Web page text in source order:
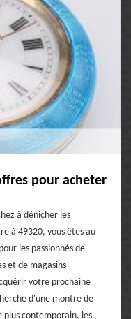
pour acheter
à dénicher les
à 49320, vous êtes au
les passionnés de
et de magasins
votre prochaine
d'une montre de
plus contemporain, les